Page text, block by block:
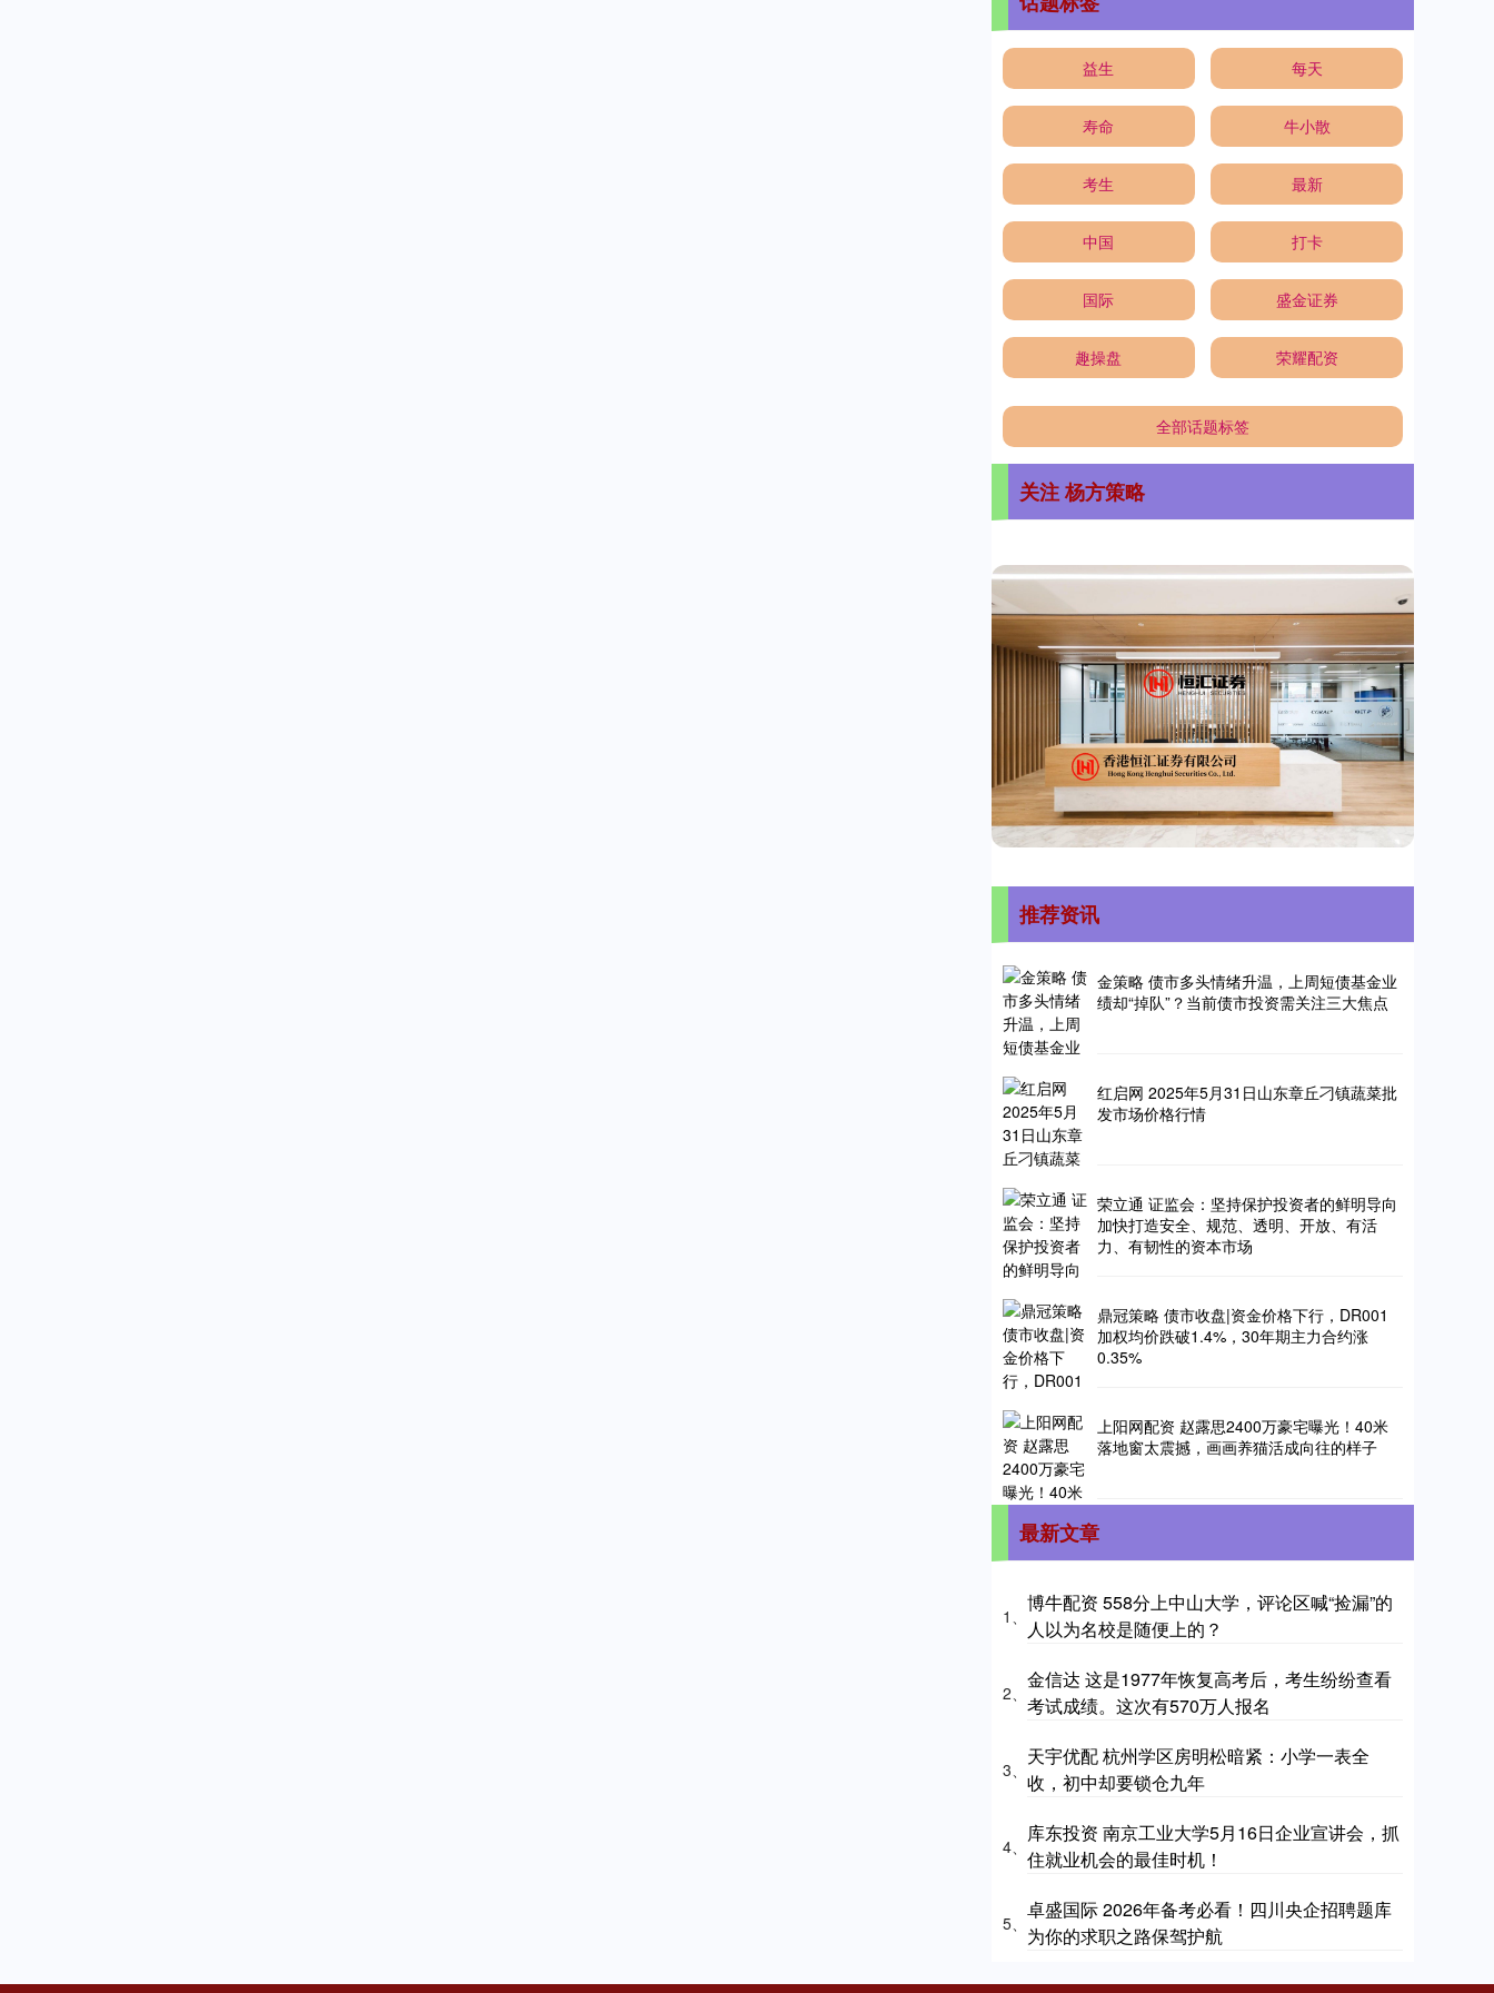
益生 每天
寿命 牛小散
考生 最新
中国 打卡
国际 盛金证券
趣操盘 荣耀配资
全部话题标签
关注 杨方策略
推荐资讯
金策略 债市多头情绪升温，上周短债基金业
绩却“掉队”？当前债市投资需关注三大焦点
红启网 2025年5月31日山东章丘刁镇蔬菜批
发市场价格行情
荣立通 证监会：坚持保护投资者的鲜明导向
加快打造安全、规范、透明、开放、有活
力、有韧性的资本市场
鼎冠策略 债市收盘|资金价格下行，DR001
加权均价跌破1.4%，30年期主力合约涨
0.35%
上阳网配资 赵露思2400万豪宅曝光！40米
落地窗太震撼，画画养猫活成向往的样子
最新文章
1、
博牛配资 558分上中山大学，评论区喊“捡漏”的
人以为名校是随便上的？
2、
金信达 这是1977年恢复高考后，考生纷纷查看
考试成绩。这次有570万人报名
3、
天宇优配 杭州学区房明松暗紧：小学一表全
收，初中却要锁仓九年
4、
库东投资 南京工业大学5月16日企业宣讲会，抓
住就业机会的最佳时机！
5、
卓盛国际 2026年备考必看！四川央企招聘题库
为你的求职之路保驾护航